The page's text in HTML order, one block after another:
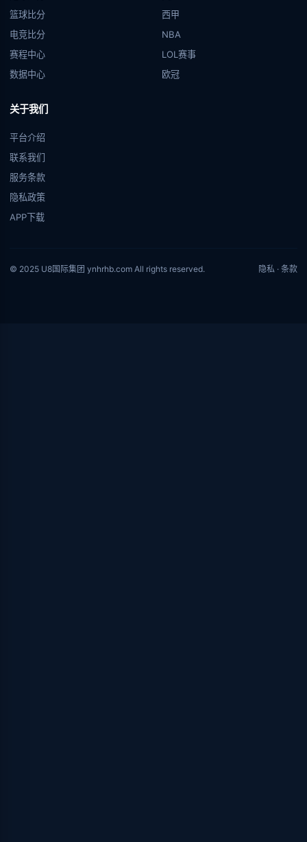
篮球比分
电竞比分
赛程中心
数据中心
西甲
NBA
LOL赛事
欧冠
关于我们
平台介绍
联系我们
服务条款
隐私政策
APP下载
© 2025 U8国际集团 ynhrhb.com All rights reserved. 隐私 · 条款